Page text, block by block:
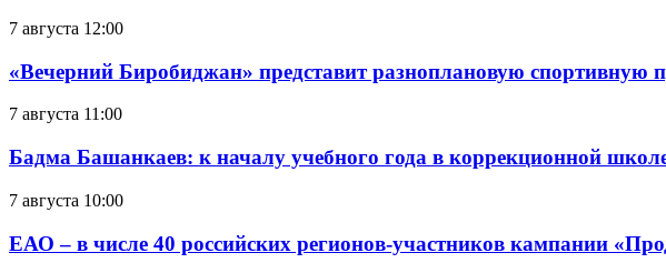
7 августа 12:00
«Вечерний Биробиджан» представит разноплановую спортивную
7 августа 11:00
Бадма Башанкаев: к началу учебного года в коррекционной
7 августа 10:00
ЕАО – в числе 40 российских регионов-участников кампании